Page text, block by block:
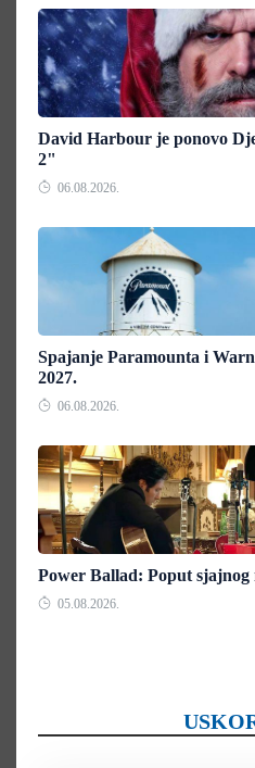
David Harbour je ponovo
2"
06.08.2026.
Spajanje Paramounta i
2027.
06.08.2026.
Power Ballad: Poput sjajnog
05.08.2026.